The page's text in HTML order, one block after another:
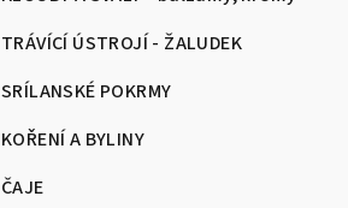
TRÁVÍCÍ ÚSTROJÍ - ŽALUDEK
SRÍLANSKÉ POKRMY
KOŘENÍ A BYLINY
ČAJE